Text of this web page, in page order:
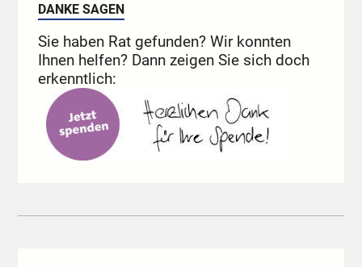
DANKE SAGEN
Sie haben Rat gefunden? Wir konnten
Ihnen helfen? Dann zeigen Sie sich doch
erkenntlich: